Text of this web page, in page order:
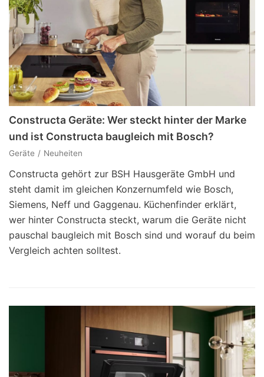
Constructa Geräte: Wer steckt hinter der Marke
und ist Constructa baugleich mit Bosch?
Geräte Neuheiten
Constructa gehört zur BSH Hausgeräte GmbH und
steht damit im gleichen Konzernumfeld wie Bosch,
Siemens, Neff und Gaggenau. Küchenfinder erklärt,
wer hinter Constructa steckt, warum die Geräte nicht
pauschal baugleich mit Bosch sind und worauf du beim
Vergleich achten solltest.